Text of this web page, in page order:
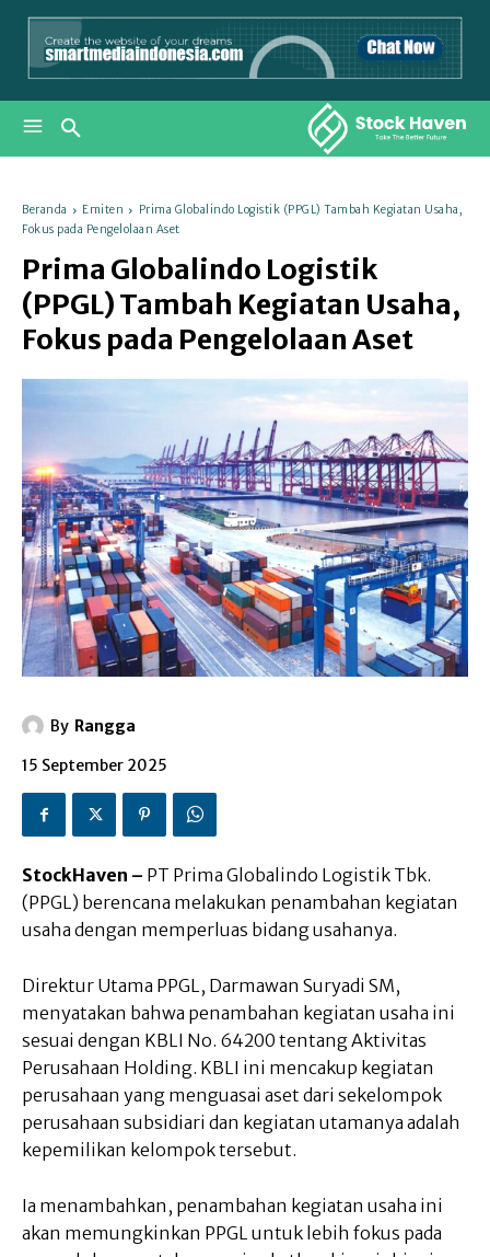
Beranda Emiten
Prima Globalindo Logistik (PPGL) Tambah Kegiatan Usaha,
Fokus pada Pengelolaan Aset
Prima Globalindo Logistik
(PPGL) Tambah Kegiatan Usaha,
Fokus pada Pengelolaan Aset
By Rangga
15 September 2025
StockHaven – PT Prima Globalindo Logistik Tbk.
(PPGL) berencana melakukan penambahan kegiatan
usaha dengan memperluas bidang usahanya.
Direktur Utama PPGL, Darmawan Suryadi SM,
menyatakan bahwa penambahan kegiatan usaha ini
sesuai dengan KBLI No. 64200 tentang Aktivitas
Perusahaan Holding. KBLI ini mencakup kegiatan
perusahaan yang menguasai aset dari sekelompok
perusahaan subsidiari dan kegiatan utamanya adalah
kepemilikan kelompok tersebut.
Ia menambahkan, penambahan kegiatan usaha ini
akan memungkinkan PPGL untuk lebih fokus pada